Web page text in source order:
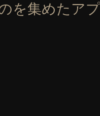
を集めたア